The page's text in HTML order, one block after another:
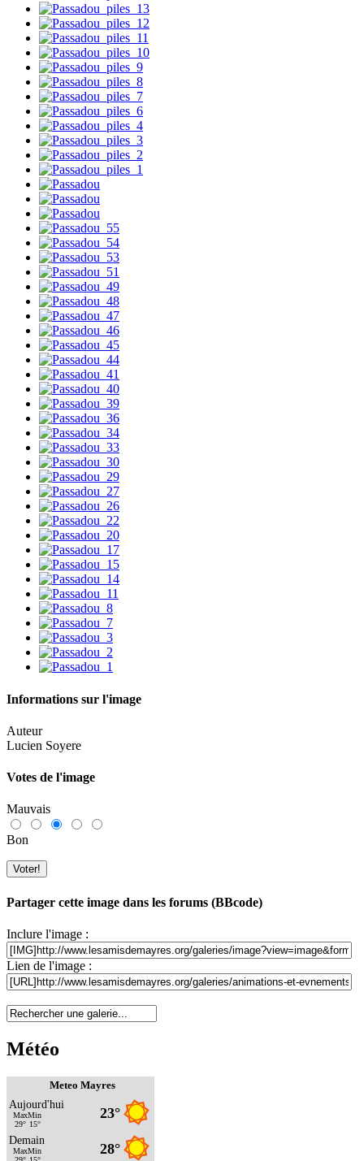
Informations sur l'image
Auteur
Lucien Soyere
Votes de l'image
Mauvais
Bon
Partager cette image dans les forums (BBcode)
Inclure l'image :
Lien de l'image :
Météo
Meteo Mayres